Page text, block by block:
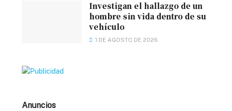
Investigan el hallazgo de un
hombre sin vida dentro de su
vehículo
1 DE AGOSTO DE 2026
Anuncios